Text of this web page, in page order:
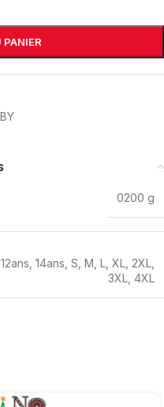
0200 g
12ans 14ans S M L XL 2XL
3XL 4XL